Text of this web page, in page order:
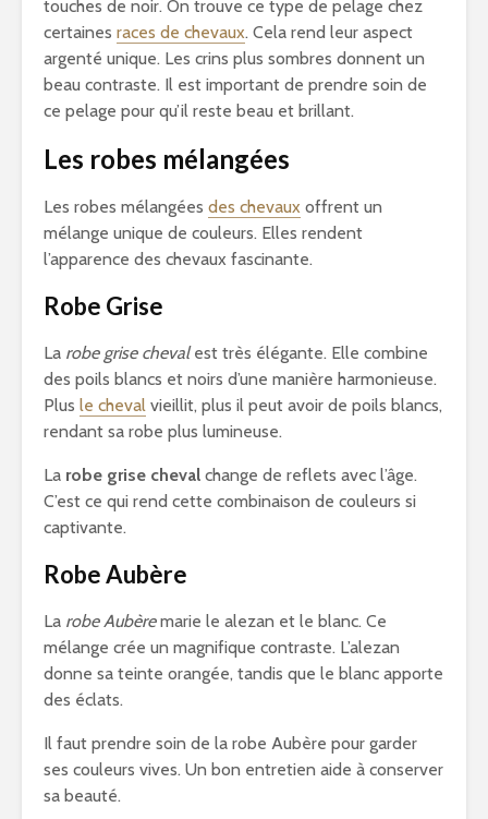
touches de noir. On trouve ce type de pelage chez
certaines races de chevaux. Cela rend leur aspect
argenté unique. Les crins plus sombres donnent un
beau contraste. Il est important de prendre soin de
ce pelage pour qu’il reste beau et brillant.
Les robes mélangées
Les robes mélangées des chevaux offrent un
mélange unique de couleurs. Elles rendent
l’apparence des chevaux fascinante.
Robe Grise
La robe grise chevalest très élégante. Elle combine
des poils blancs et noirs d’une manière harmonieuse.
Plus le cheval vieillit, plus il peut avoir de poils blancs,
rendant sa robe plus lumineuse.
La robe grise cheval change de reflets avec l’âge.
C’est ce qui rend cette combinaison de couleurs si
captivante.
Robe Aubère
La robe Aubèremarie le alezan et le blanc. Ce
mélange crée un magnifique contraste. L’alezan
donne sa teinte orangée, tandis que le blanc apporte
des éclats.
Il faut prendre soin de la robe Aubère pour garder
ses couleurs vives. Un bon entretien aide à conserver
sa beauté.